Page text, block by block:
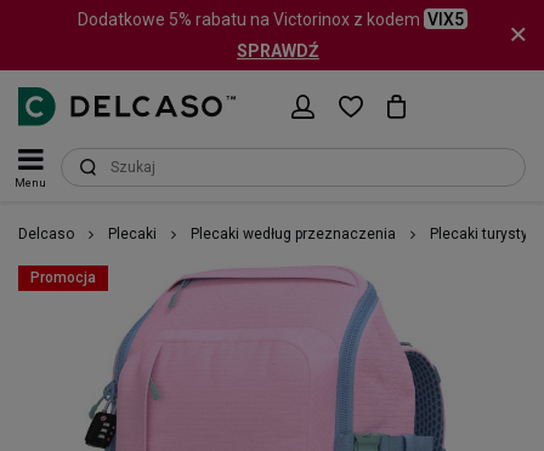
Dodatkowe 5% rabatu na Victorinox z kodem VIX5
SPRAWDŹ
Menu
Delcaso Plecaki Plecaki według przeznaczenia Plecaki
Promocja